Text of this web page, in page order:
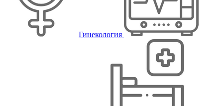
Гинекология